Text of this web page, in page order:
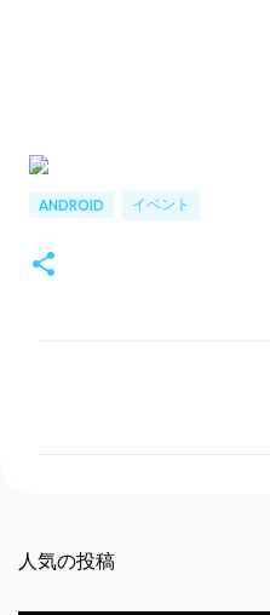
ANDROID イベント
人気の投稿